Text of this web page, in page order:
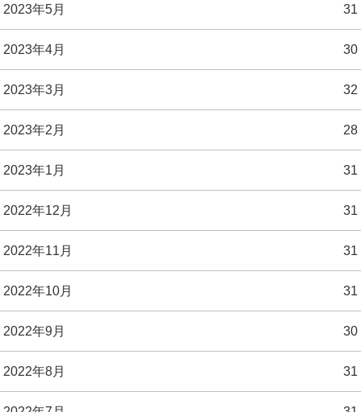
2023年5月 31
2023年4月 30
2023年3月 32
2023年2月 28
2023年1月 31
2022年12月 31
2022年11月 31
2022年10月 31
2022年9月 30
2022年8月 31